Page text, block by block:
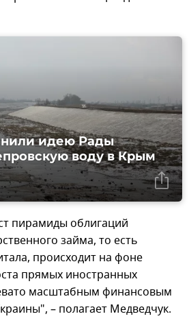
идею Рады
воду в Крым
пирамиды облигаций
займа, то есть
происходит на фоне
прямых иностранных
масштабным финансовым
– полагает Медведчук.